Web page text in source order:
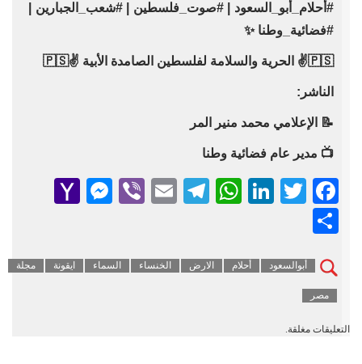
#أحلام_أبو_السعود | #صوت_فلسطين | #شعب_الجبارين |
#فضائية_وطنا ✨
🇵🇸✌️ الحرية والسلامة لفلسطين الصامدة الأبية ✌️🇵🇸
الناشر:
📝 الإعلامي محمد منير المر
📺 مدير عام فضائية وطنا
Facebook
Twitter
LinkedIn
WhatsApp
Telegram
Email
Viber
أبوالسعود أحلام الارض الخنساء السماء ايقونة مجلة
مصر
التعليقات مغلقة.